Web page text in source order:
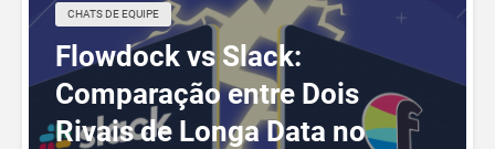
CHATS DE EQUIPE
Flowdock vs Slack:
Comparação entre Dois
Rivais de Longa Data no